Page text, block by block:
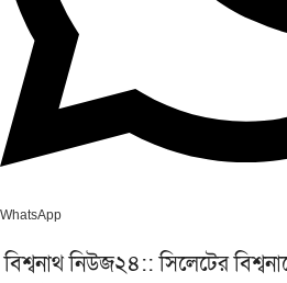
WhatsApp
বিশ্বনাথ নিউজ২৪:: সিলেটের